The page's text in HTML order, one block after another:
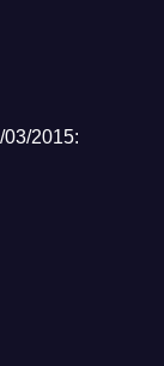
2015: